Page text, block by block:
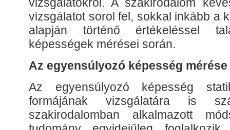
vizsgálatot sorol fel, sokkal inkább a
alapján történő értékeléssel
képességek mérései során.
Az egyensúlyozó képesség mérése
Az egyensúlyozó képesség
formájának vizsgálatára is
szakirodalomban alkalmazott